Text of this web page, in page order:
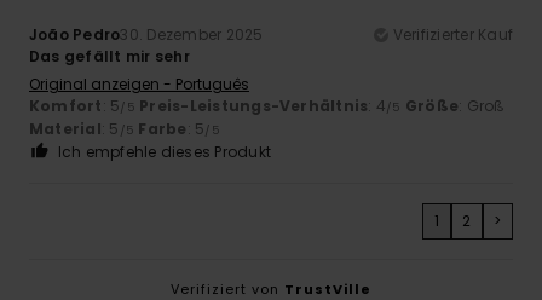
João Pedro30. Dezember 2025
Verifizierter Kauf
Das gefällt mir sehr
Original anzeigen - Português
Komfort: 5 /5 Preis-Leistungs-Verhältnis: 4 /5 Größe: Groß
Material: 5 /5 Farbe: 5 /5
Ich empfehle dieses Produkt
1 2 >
Verifiziert von TrustVille